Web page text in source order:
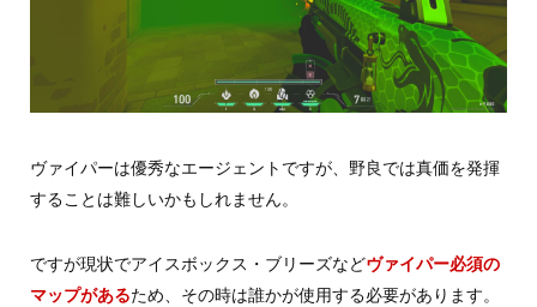
ヴァイパーは優秀なエージェントですが、野良では真価を発揮
することは難しいかもしれません。
ですが現状でアイスボックス・ブリーズなどヴァイパー必須の
マップがあるため、その時は誰かが使用する必要があります。